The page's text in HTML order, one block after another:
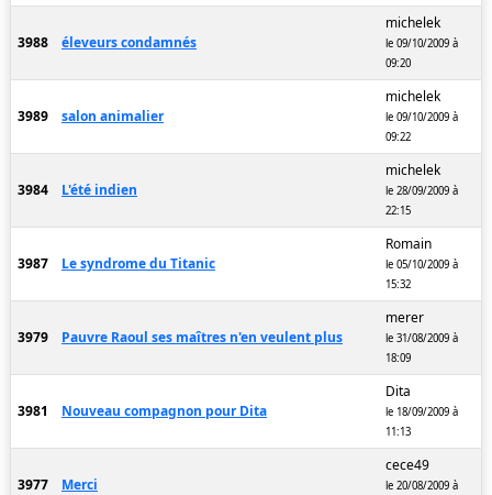
3988 éleveurs condamnés
michelek
le 09/10/2009 à
09:20
3989 salon animalier
michelek
le 09/10/2009 à
09:22
3984 L'été indien
michelek
le 28/09/2009 à
22:15
3987 Le syndrome du Titanic
Romain
le 05/10/2009 à
15:32
3979 Pauvre Raoul ses maîtres n'en veulent plus
merer
le 31/08/2009 à
18:09
3981 Nouveau compagnon pour Dita
Dita
le 18/09/2009 à
11:13
3977 Merci
cece49
le 20/08/2009 à